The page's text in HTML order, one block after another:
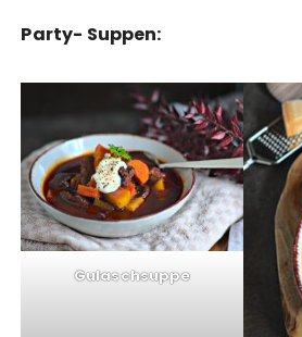
Party- Suppen:
Gulaschsuppe